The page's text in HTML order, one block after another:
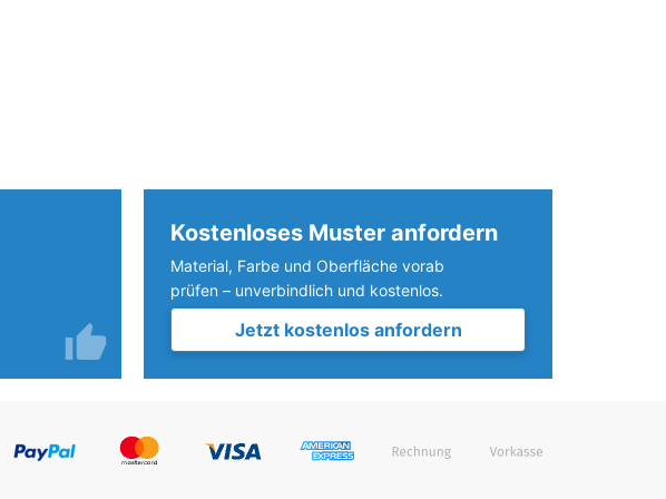
Kostenloses Muster anfordern
Material, Farbe und Oberfläche vorab
prüfen – unverbindlich und kostenlos.
Jetzt kostenlos anfordern